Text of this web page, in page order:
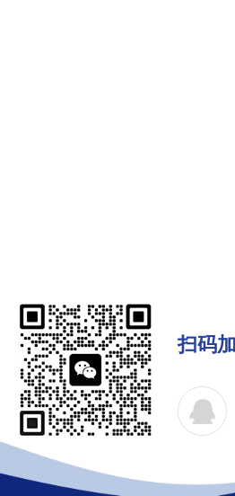
扫码